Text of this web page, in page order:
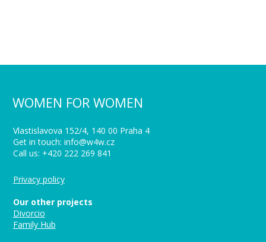
WOMEN FOR WOMEN
Vlastislavova 152/4, 140 00 Praha 4
Get in touch: info@w4w.cz
Call us: +420 222 269 841
Privacy policy
Our other projects
Divorcio
Family Hub